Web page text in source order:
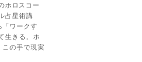
ホロスコー
占星術講
「ワークす
生きる。ホ
この手で現実